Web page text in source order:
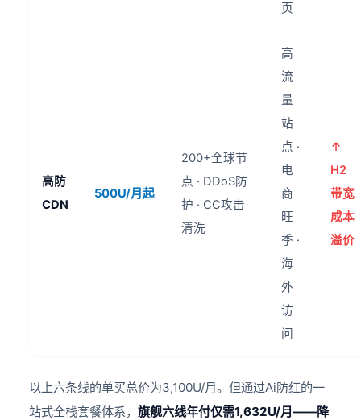
页
高防
CDN
500U/月起
200+全球节
点 · DDoS防
护 · CC攻击
清洗
高
流
量
站
点 ·
电
商
旺
季 ·
海
外
访
问
↑
H2
带宽
成本
溢价
以上六条线的单买总价为3,100U/月。但通过Ai防红的一
站式全栈套餐体系，旗舰六线年付仅需1,632U/月——降